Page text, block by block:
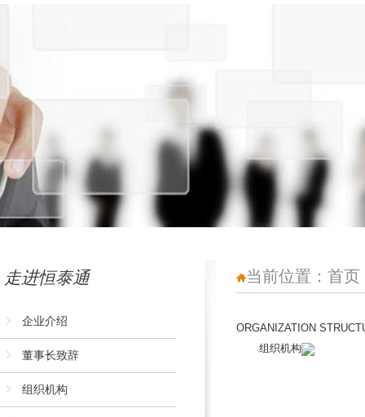
走进恒泰通
企业介绍
董事长致辞
组织机构
当前位置： 首页
ORGANIZATION
组织机构